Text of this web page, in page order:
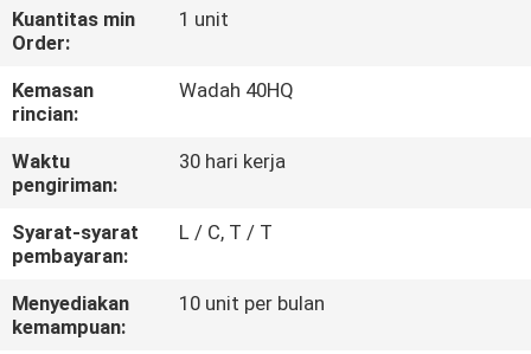
PABRIK
KONTROL
SITEMAP
PRIVACY
POLICY
Kuantitas min
Order:
1 unit
Kemasan
rincian:
Wadah 40HQ
Waktu
pengiriman:
30 hari kerja
Syarat-syarat
pembayaran:
L / C, T / T
Menyediakan
kemampuan:
10 unit per bulan